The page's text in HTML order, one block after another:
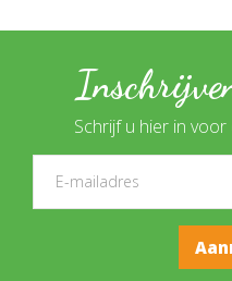
Schrijf u hier in